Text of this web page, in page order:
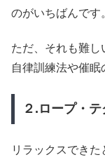
のがいちばんです
ただ、それも難し
自律訓練法や催眠
２.ロープ・
リラックスできた